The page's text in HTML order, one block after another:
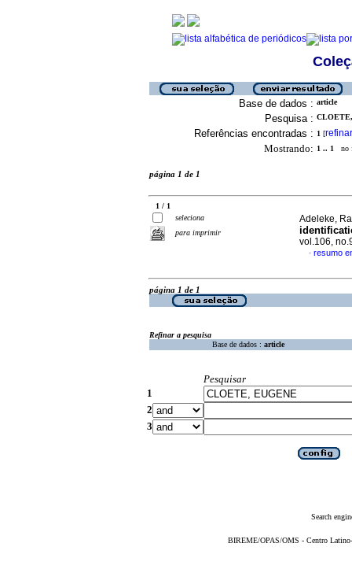
Base de dados : article
Pesquisa :
Referências encontradas : 1 [refinar
Mostrando: 1 .. 1 no
página 1 de 1
1 / 1
seleciona
para imprimir
Adeleke,
vol.106,
· resumo
página 1 de 1
Refinar a pesquisa
Base de dados : article
Pesquisar
1
2
3
Search
BIREME/OPAS/OMS - Centro Latino-